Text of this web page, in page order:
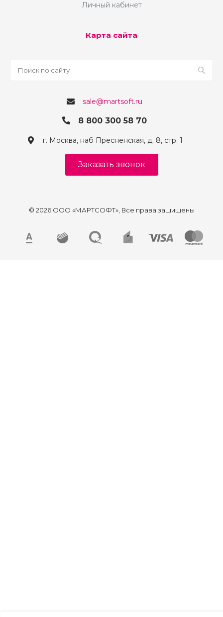
Личный кабинет
Карта сайта
sale@martsoft.ru
8 800 300 58 70
г. Москва, наб Пресненская, д. 8, стр. 1
Заказать звонок
© 2026 ООО «МАРТСОФТ», Все права защищены